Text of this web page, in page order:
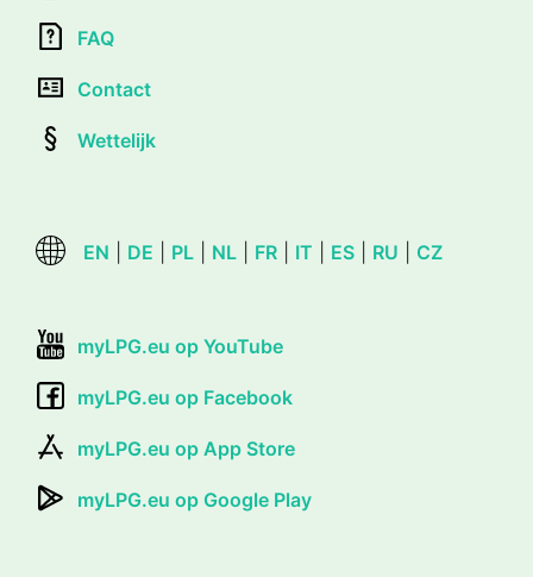
FAQ
Contact
Wettelijk
EN DE PL NL FR IT ES RU CZ
myLPG.eu op YouTube
myLPG.eu op Facebook
myLPG.eu op App Store
myLPG.eu op Google Play